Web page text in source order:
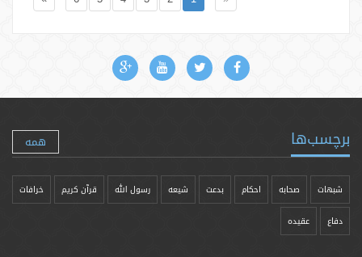
برچسب‌ها همه
شبهات صحابه احکام بدعت شیعه رسول الله قرآن کریم خرافات
دفاع عقیده